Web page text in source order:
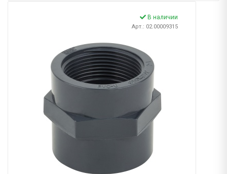
В наличии
Арт.: 02.00009315